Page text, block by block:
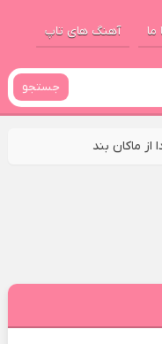
ما آهنگ های تاپ
جستجو
از ماکان بند